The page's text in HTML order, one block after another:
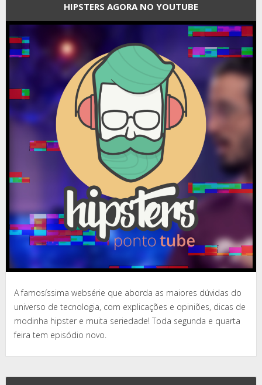
HIPSTERS AGORA NO YOUTUBE
A famosíssima websérie que aborda as maiores dúvidas do
universo de tecnologia, com explicações e opiniões, dicas de
modinha hipster e muita seriedade! Toda segunda e quarta
feira tem episódio novo.